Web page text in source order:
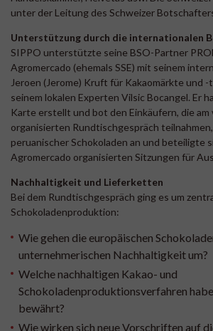
unter der Leitung des Schweizer
Unterstützung durch die internationalen
SIPPO unterstützte seine BSO-Partner
Agromercado (ehemals SSE) mit seinem
Jeroen (Jerome) Kruft für Kakaomärkte und
seinem lokalen Experten Vilsic Bocangel. Er
Karte erstellt und bot den Einkäufern, die am
organisierten Rundtischgespräch
peruanischer Schokoladen an und beteiligte
Agromercado organisierten Sitzungen für
Nachhaltigkeit und Lieferketten
Bei dem Rundtischgespräch ging es um
Schokoladenproduktion:
Wie gehen die europäischen
unternehmerischen Nachhaltigkeit um?
Welche nachhaltigen Kakao- und
Schokoladenproduktionsverfahren
bewährt?
Wie wirken sich neue Vorschriften auf